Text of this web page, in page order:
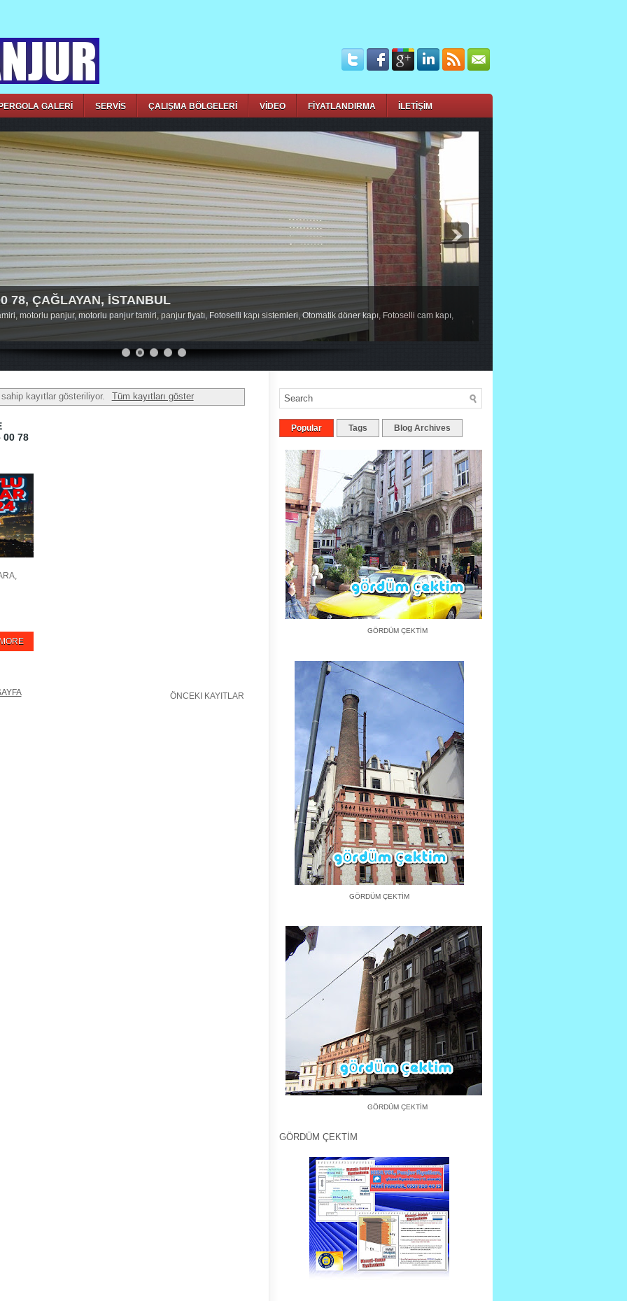
GALERİ SERVİS ÇALIŞMA BÖLGELERİ VİDEO FİYATLANDIRMA İLETİŞİM
78, ÇAĞLAYAN, İSTANBUL
motorlu panjur, motorlu panjur tamiri, panjur fiyatı, Fotoselli kapı sistemleri, Otomatik döner kapı, Fotoselli cam kapı,
kayıtlar gösteriliyor. Tüm kayıtları göster
00 78
ÖNCEKI KAYITLAR
Popular Tags Blog Archives
GÖRDÜM ÇEKTİM
GÖRDÜM ÇEKTİM
GÖRDÜM ÇEKTİM
GÖRDÜM ÇEKTİM